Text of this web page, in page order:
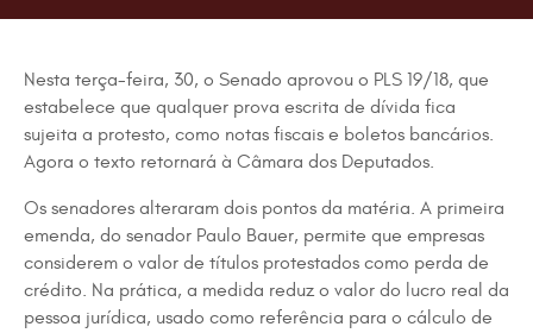
Nesta terça-feira, 30, o Senado aprovou o PLS 19/18, que
estabelece que qualquer prova escrita de dívida fica
sujeita a protesto, como notas fiscais e boletos bancários.
Agora o texto retornará à Câmara dos Deputados.
Os senadores alteraram dois pontos da matéria. A primeira
emenda, do senador Paulo Bauer, permite que empresas
considerem o valor de títulos protestados como perda de
crédito. Na prática, a medida reduz o valor do lucro real da
pessoa jurídica, usado como referência para o cálculo de